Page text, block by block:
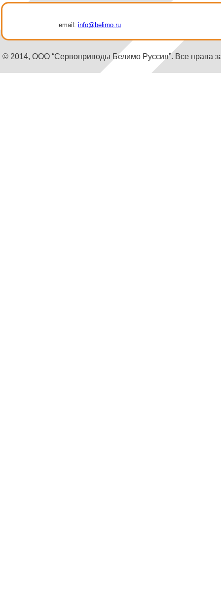
email: info@belimo.ru
© 2014, ООО “Сервоприводы Белимо Руссия”. Все права